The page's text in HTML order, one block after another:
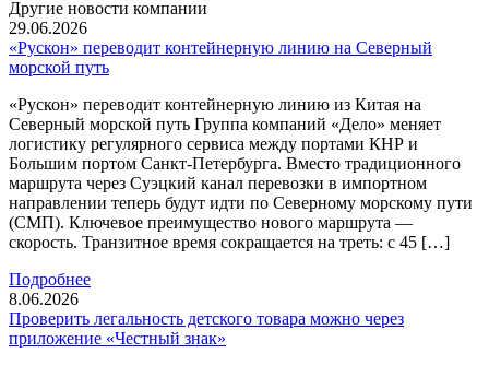
Другие новости компании
29.06.2026
«Рускон» переводит контейнерную линию на Северный
морской путь
«Рускон» переводит контейнерную линию из Китая на
Северный морской путь Группа компаний «Дело» меняет
логистику регулярного сервиса между портами КНР и
Большим портом Санкт-Петербурга. Вместо традиционного
маршрута через Суэцкий канал перевозки в импортном
направлении теперь будут идти по Северному морскому пути
(СМП). Ключевое преимущество нового маршрута —
скорость. Транзитное время сокращается на треть: с 45 […]
Подробнее
8.06.2026
Проверить легальность детского товара можно через
приложение «Честный знак»